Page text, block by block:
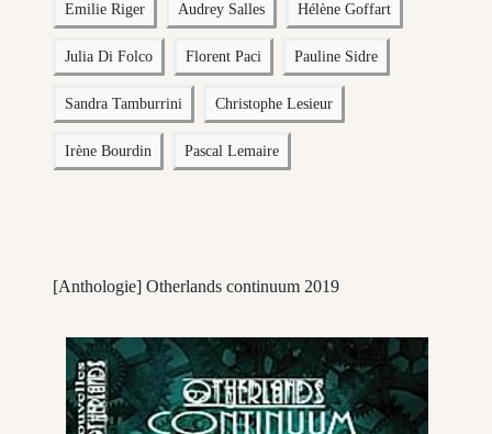
Emilie Riger Audrey Salles Hélène Goffart
Julia Di Folco Florent Paci Pauline Sidre
Sandra Tamburrini Christophe Lesieur
Irène Bourdin Pascal Lemaire
[Anthologie] Otherlands continuum 2019